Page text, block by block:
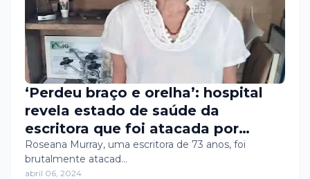
‘Perdeu braço e orelha’: hospital
revela estado de saúde da
escritora que foi atacada por
pitbulls
Roseana Murray, uma escritora de 73 anos, foi
brutalmente atacad…
abril 06, 2024